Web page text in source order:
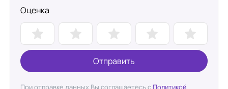
Оценка
Отправить
При отправке данных Вы соглашаетесь с Политикой